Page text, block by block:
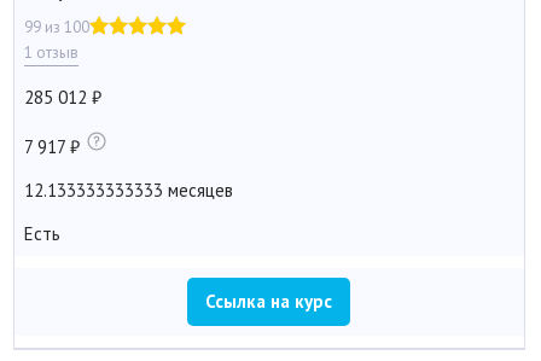
99 из 100
1 отзыв
285 012
7 917
12.133333333333 месяцев
Есть
Ссылка на курс